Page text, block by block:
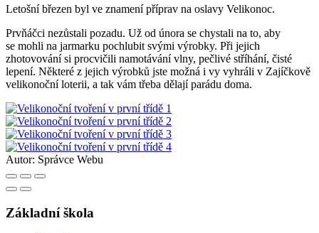
Letošní březen byl ve znamení příprav na oslavy Velikonoc.
Prvňáčci nezůstali pozadu. Už od února se chystali na to, aby
se mohli na jarmarku pochlubit svými výrobky. Při jejich
zhotovování si procvičili namotávání vlny, pečlivé stříhání, čisté
lepení. Některé z jejich výrobků jste možná i vy vyhráli v Zajíčkově
velikonoční loterii, a tak vám třeba dělají parádu doma.
Autor: Správce Webu
Základní škola